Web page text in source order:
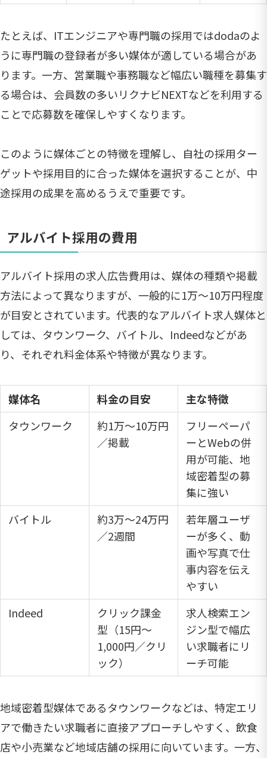
たとえば、ITエンジニアや専門職の採用ではdodaのよ
うに専門職の登録者が多い媒体が適している場合があ
ります。一方、営業職や事務職など幅広い職種を募集す
る場合は、会員数の多いリクナビNEXTなどを利用する
ことで応募数を確保しやすくなります。
このように媒体ごとの特徴を理解し、自社の採用ター
ゲットや採用目的に合った媒体を選択することが、中
途採用の成果を高めるうえで重要です。
アルバイト採用の費用
アルバイト採用の求人広告費用は、媒体の種類や掲載
方法によって異なりますが、一般的に1万〜10万円程度
が目安とされています。代表的なアルバイト求人媒体と
しては、タウンワーク、バイトル、Indeedなどがあ
り、それぞれ料金体系や特徴が異なります。
媒体名 料金の目安
主な特徴
タウンワーク
約1万～10万円
／掲載
フリーペーパ
ーとWebの併
用が可能、地
域密着型の募
集に強い
バイトル
約3万～24万円
／2週間
若年層ユーザ
ーが多く、動
画や写真で仕
事内容を伝え
やすい
Indeed
クリック課金
型（15円～
1,000円／クリ
ック）
求人検索エン
ジン型で幅広
い求職者にリ
ーチ可能
地域密着型媒体であるタウンワークなどは、特定エリ
アで働きたい求職者に直接アプローチしやすく、飲食
店や小売業など地域店舗の採用に向いています。一方、